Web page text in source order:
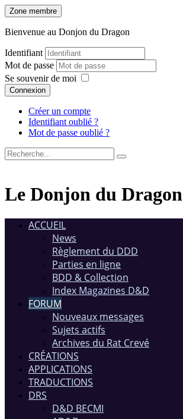
Zone membre
Bienvenue au Donjon du Dragon
Identifiant
Mot de passe
Se souvenir de moi
Connexion
Créer un compte
Identifiant oublié ?
Mot de passe oublié ?
Le Donjon du Dragon
ACCUEIL
News
Règlement du DDD
Parties en ligne
BDD & Collection
Index Magazines D&D
FORUM
Nouveaux messages
Sujets actifs
Archives du Rat Crevé
CRÉATIONS
APPLICATIONS
TRADUCTIONS
DRS
D&D BECMI